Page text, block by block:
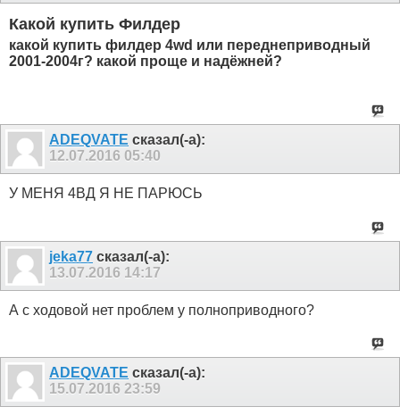
Какой купить Филдер
какой купить филдер 4wd или переднеприводный
2001-2004г? какой проще и надёжней?
ADEQVATE сказал(-а):
12.07.2016 05:40
У МЕНЯ 4ВД Я НЕ ПАРЮСЬ
jeka77 сказал(-а):
13.07.2016 14:17
А с ходовой нет проблем у полноприводного?
ADEQVATE сказал(-а):
15.07.2016 23:59